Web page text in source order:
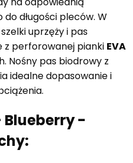
długości pleców. W
uprzęży i pas
z perforowanej pianki EVA
Nośny pas biodrowy z
idealne dopasowanie i
Blueberry -